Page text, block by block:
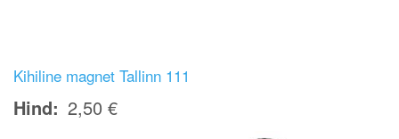
Kihiline magnet Tallinn 111
Hind 2,50 €